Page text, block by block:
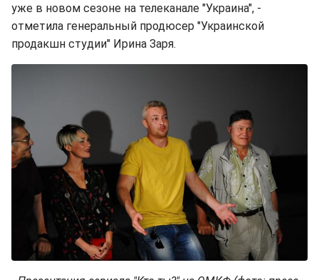
уже в новом сезоне на телеканале "Украина", -
отметила генеральный продюсер "Украинской
продакшн студии" Ирина Заря.